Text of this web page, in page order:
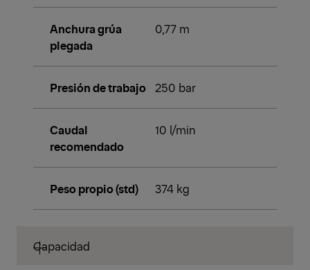
Anchura grúa
plegada
0,77 m
Presión de trabajo 250 bar
Caudal
recomendado
10 l/min
Peso propio (std) 374 kg
Capacidad